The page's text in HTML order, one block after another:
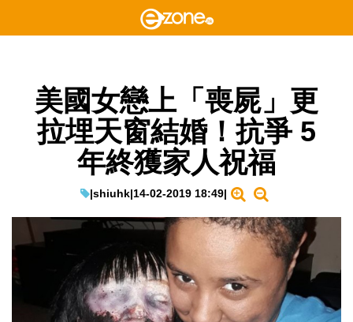
美國女戀上「喪屍」更
拉埋天窗結婚！抗爭 5
年終獲家人祝福
|shiuhk|14-02-2019 18:49|